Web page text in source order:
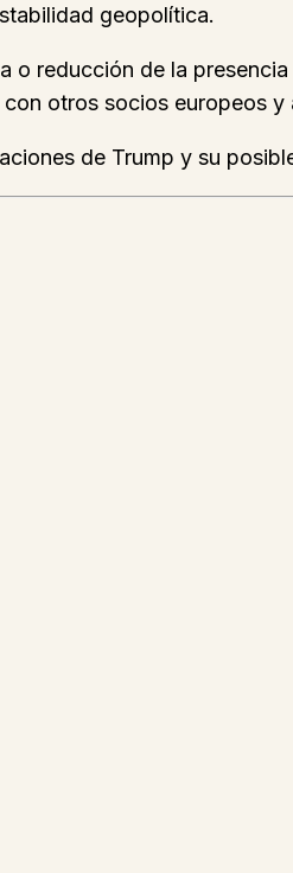
geopolítica.
o reducción de la
otros socios europeos y
de Trump y su